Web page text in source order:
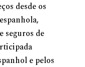
desde os
seguros de
e pelos